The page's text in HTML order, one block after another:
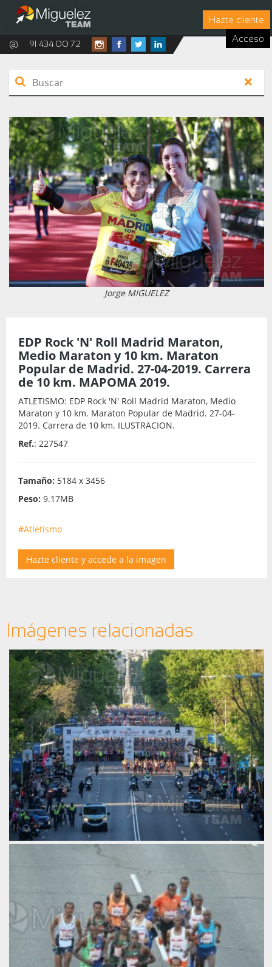
Hazte cliente
Acceso
@ 91 434 00 72
Jorge MIGUELEZ
EDP Rock 'N' Roll Madrid Maraton,
Medio Maraton y 10 km. Maraton
Popular de Madrid. 27-04-2019. Carrera
de 10 km. MAPOMA 2019.
ATLETISMO: EDP Rock 'N' Roll Madrid Maraton, Medio
Maraton y 10 km. Maraton Popular de Madrid. 27-04-
2019. Carrera de 10 km. ILUSTRACION.
Ref.: 227547
Tamaño: 5184 x 3456
Peso: 9.17MB
#Atletismo
Hazte cliente y accede a la imagen
Imágenes relacionadas